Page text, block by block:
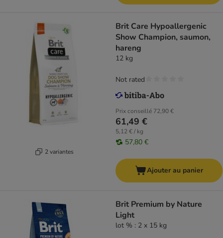
2 variantes
Brit Care Hypoallergenic
Show Champion, saumon,
hareng
12 kg
Prix conseillé 72,90 €
61,49 €
5,12 € / kg
57,80 €
Not rated
Ajouter au panier
Brit Premium by Nature
Light
lot % : 2 x 15 kg